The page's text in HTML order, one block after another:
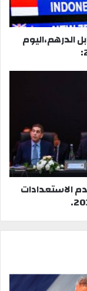
الدرهم،اليوم
الاستعدادات